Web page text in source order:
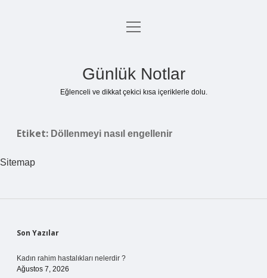
Anasayfa
menüyü
Günlük Notlar
Eğlenceli ve dikkat çekici kısa içeriklerle dolu.
Etiket: Döllenmeyi nasıl engellenir
Sitemap
Sidebar
Son Yazılar
Kadın rahim hastalıkları nelerdir ?
Ağustos 7, 2026